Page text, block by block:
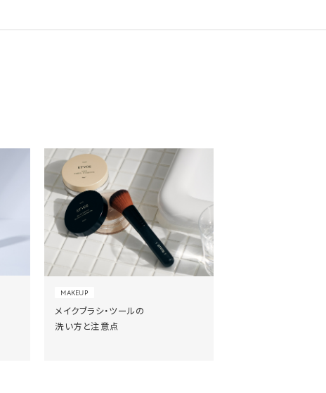
MAKEUP
メイクブラシ・ツールの
洗い方と注意点